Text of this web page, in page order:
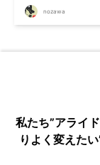
nozawa
私たち”アライ
りよく変えた